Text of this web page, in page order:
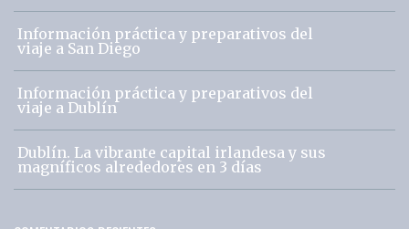
Información práctica y preparativos del
viaje a San Diego
Información práctica y preparativos del
viaje a Dublín
Dublín. La vibrante capital irlandesa y sus
magníficos alrededores en 3 días